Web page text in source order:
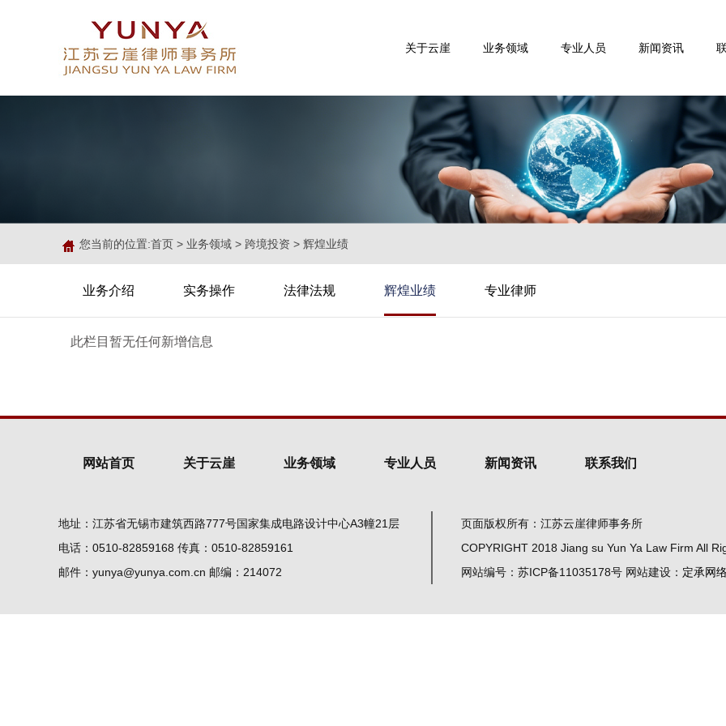
关于云崖 业务领域 专业人员 新闻资讯
您当前的位置:首页 > 业务领域 > 跨境投资 > 辉煌业绩
业务介绍 实务操作 法律法规 辉煌业绩 专业律师
此栏目暂无任何新增信息
网站首页 关于云崖 业务领域 专业人员 新闻资讯 联系我们
地址：江苏省无锡市建筑西路777号国家集成电路设计中心A3幢21层
电话：0510-82859168 传真：0510-82859161
邮件：yunya@yunya.com.cn 邮编：214072
页面版权所有：江苏云崖律师事务所
COPYRIGHT 2018 Jiang su Yun Ya Law Firm All
网站编号：苏ICP备11035178号 网站建设： 定承网